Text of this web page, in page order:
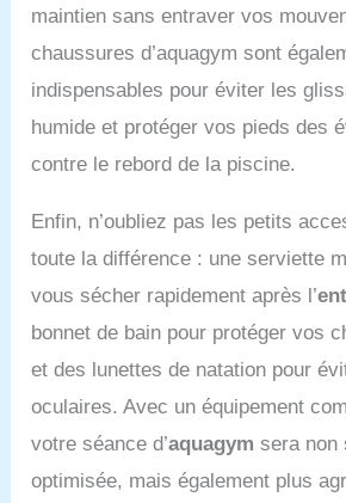
string
bain femme
pièces
crochet
bustier bikini
de bain noel
maillot
de bain une
de bain
burkini
femme
pieces sexy
femme
femme
maintien sans entraver vos
chaussures d’aquagym sont
indispensables pour éviter les
humide et protéger vos pieds des
contre le rebord de la piscine.
Enfin, n’oubliez pas les petits
toute la différence : une serviette
vous sécher rapidement après l’
bonnet de bain pour protéger vos
et des lunettes de natation pour
oculaires. Avec un équipement
votre séance d’aquagym sera non
optimisée, mais également plus